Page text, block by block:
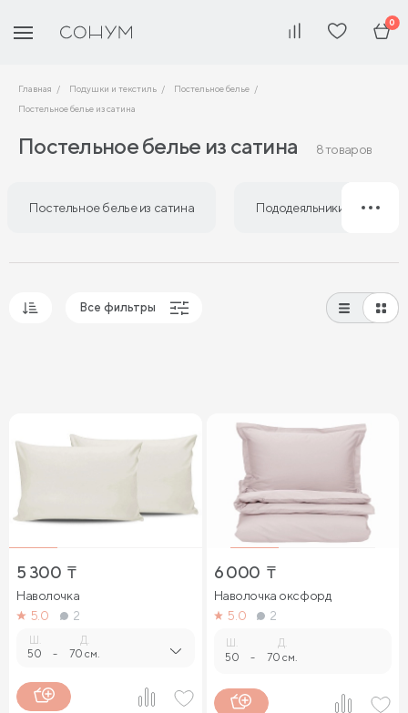
0
Главная Подушки и текстиль
Постельное белье
Постельное белье из сатина
Постельное белье из сатина 8 товаров
Постельное белье из сатина Пододеяльники из сатина
Все фильтры
5 300 ₸
Наволочка
5.0
2
Ш.
50 -
Д.
70 см.
6 000 ₸
Наволочка оксфорд
5.0
2
Ш.
50 -
Д.
70 см.